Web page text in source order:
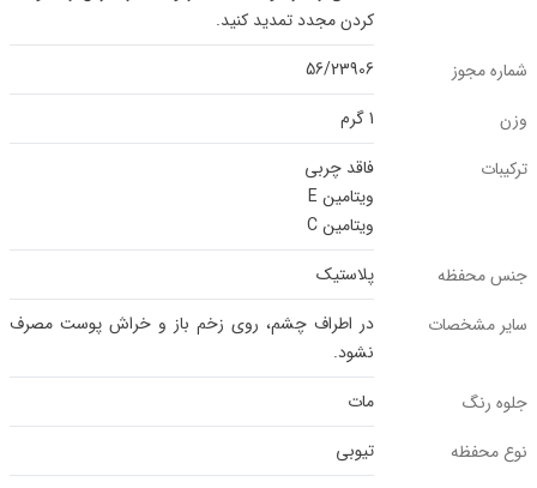
کردن مجدد تمدید کنید.
شماره مجوز
56/23906
وزن
1 گرم
ترکیبات
فاقد چربی
ویتامین E
ویتامین C
جنس محفظه
پلاستیک
سایر مشخصات
در اطراف چشم، روی زخم باز و خراش پوست مصرف
نشود.
جلوه رنگ
مات
نوع محفظه
تیوبی